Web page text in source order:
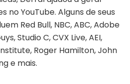
no YouTube. Alguns de seus
Red Bull, NBC, ABC, Adobe
Studio C, CVX Live, AEI,
Roger Hamilton, John
e mais.